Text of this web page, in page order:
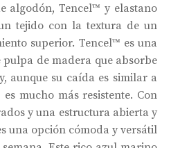
algodón, Tencel™ y elastano
tejido con la textura de un
superior. Tencel™ es una
de madera que absorbe
aunque su caída es similar a
mucho más resistente. Con
y una estructura abierta y
una opción cómoda y versátil